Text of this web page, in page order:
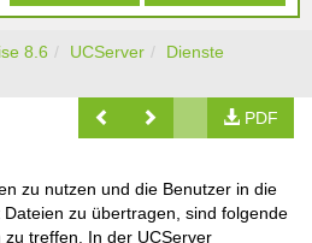
8.6 UCServer
Dienste
PDF
zu nutzen und die Benutzer in die
zu übertragen, sind folgende
treffen. In der UCServer